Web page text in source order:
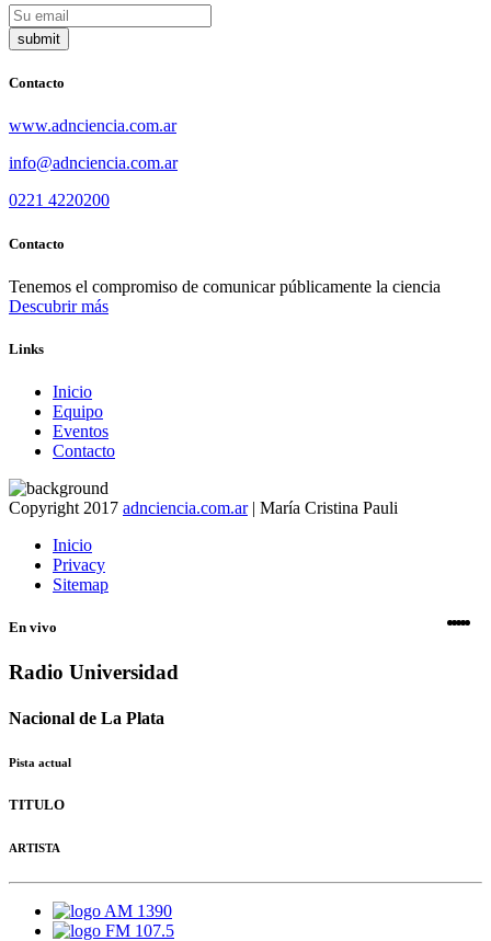
Contacto
www.adnciencia.com.ar
info@adnciencia.com.ar
0221 4220200
Contacto
Tenemos el compromiso de comunicar públicamente la ciencia
Descubrir más
Links
Inicio
Equipo
Eventos
Contacto
Copyright 2017 adnciencia.com.ar| María Cristina Pauli
Inicio
Privacy
Sitemap
En vivo
Radio Universidad
Nacional de La Plata
Pista actual
TITULO
ARTISTA
AM 1390
FM 107.5